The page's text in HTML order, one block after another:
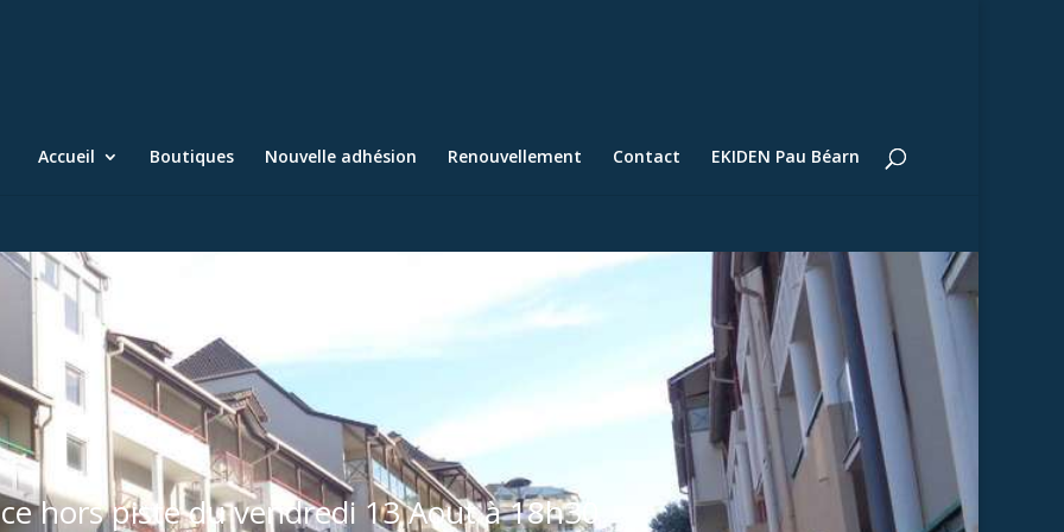
Accueil Boutiques Nouvelle adhésion Renouvellement Contact EKIDEN Pau Béarn
hors piste du vendredi 13 Aout à 18h30